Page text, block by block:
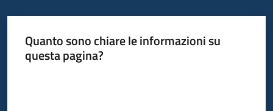
locali
Quanto sono chiare le informazioni su
questa pagina?